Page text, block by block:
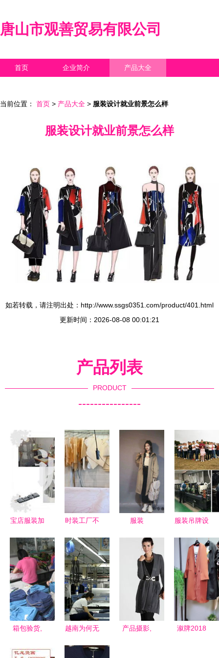
唐山市观善贸易有限公司
首页 企业简介 产品大全
当前位置： 首页 > 产品大全 > 服装设计就业前景怎么样
服装设计就业前景怎么样
如若转载，请注明出处：http://www.ssgs0351.com/product/401.html
更新时间：2026-08-08 00:01:21
产品列表
PRODUCT
----------------
宝店服装加
店服装加工
高清图片
虎门诚丰服
装加工厂,
时装工厂不
转投西方怀
抱
服装
服装吊牌设
的要点,看
了你就明白
箱包验货,
越南为何无
产品摄影,
溆牌2018